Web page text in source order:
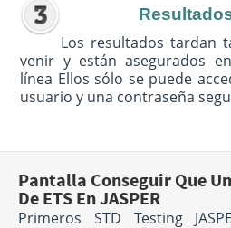
Los resultados tardan
venir y están asegurados
línea Ellos sólo se puede
usuario y una contraseña
Pantalla Conseguir Que
De ETS En JASPER
Primeros STD Testing